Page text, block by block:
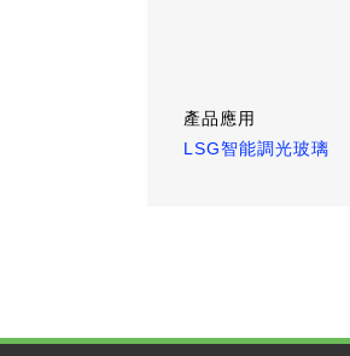
產品應用
LSG智能調光玻璃